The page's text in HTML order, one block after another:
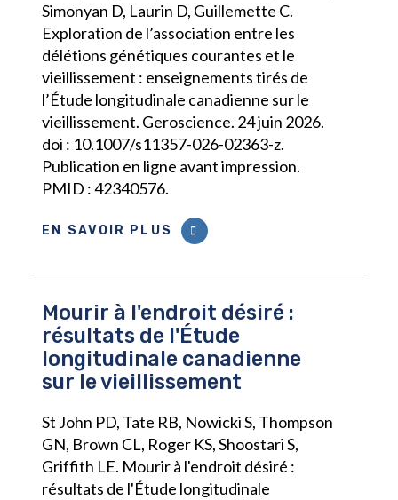
Simonyan D, Laurin D, Guillemette C.
Exploration de l’association entre les
délétions génétiques courantes et le
vieillissement : enseignements tirés de
l’Étude longitudinale canadienne sur le
vieillissement. Geroscience. 24 juin 2026.
doi : 10.1007/s11357-026-02363-z.
Publication en ligne avant impression.
PMID : 42340576.
EN SAVOIR PLUS
Mourir à l'endroit désiré :
résultats de l'Étude
longitudinale canadienne
sur le vieillissement
St John PD, Tate RB, Nowicki S, Thompson
GN, Brown CL, Roger KS, Shoostari S,
Griffith LE. Mourir à l'endroit désiré :
résultats de l'Étude longitudinale